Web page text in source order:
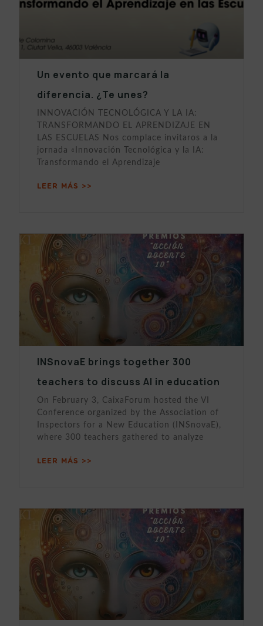
Un evento que marcará la
diferencia. ¿Te unes?
INNOVACIÓN TECNOLÓGICA Y LA IA:
TRANSFORMANDO EL APRENDIZAJE EN
LAS ESCUELAS Nos complace invitaros a la
jornada «Innovación Tecnológica y la IA:
Transformando el Aprendizaje
LEER MÁS >>
INSnovaE brings together 300
teachers to discuss AI in education
On February 3, CaixaForum hosted the VI
Conference organized by the Association of
Inspectors for a New Education (INSnovaE),
where 300 teachers gathered to analyze
LEER MÁS >>